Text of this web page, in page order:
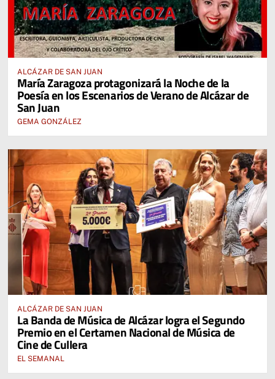
ALCÁZAR DE SAN JUAN
María Zaragoza protagonizará la Noche de la
Poesía en los Escenarios de Verano de Alcázar de
San Juan
GEMA GONZÁLEZ
ALCÁZAR DE SAN JUAN
La Banda de Música de Alcázar logra el Segundo
Premio en el Certamen Nacional de Música de
Cine de Cullera
EL SEMANAL